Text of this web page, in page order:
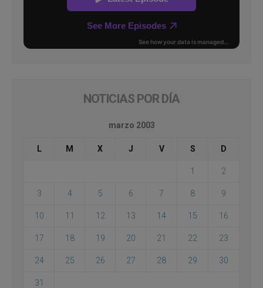
NOTICIAS POR DÍA
marzo 2003
L M X J V S D
1 2
3 4 5 6 7 8 9
10 11 12 13 14 15 16
17 18 19 20 21 22 23
24 25 26 27 28 29 30
31